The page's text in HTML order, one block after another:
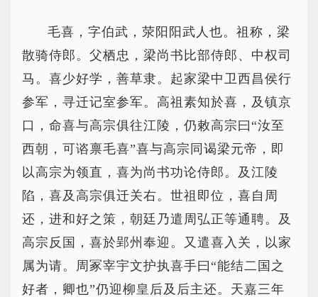
毛喜，字伯武，荥阳阳武人也。祖称，梁
散骑侍郎。父栖忠，梁尚书比部侍郎、中权司
马。喜少好学，善草隶。起家梁中卫西昌侯行
参军，寻迁记室参军。高祖素知於喜，及镇京
口，命喜与高宗俱往江陵，仍敕高宗曰“汝至
西朝，可谘禀毛喜”喜与高宗同谒梁元帝，即
以高宗为领直，喜为尚书功论侍郎。及江陵
陷，喜及高宗俱迁关右。世祖即位，喜自周
还，进和好之策，朝廷乃遣周弘正等通聘。及
高宗反国，喜於郢州奉迎。又遣喜入关，以家
属为请。周冢宰宇文护执喜手曰“能结二国之
好者，卿也”仍迎柳皇后及后主还。天嘉三年